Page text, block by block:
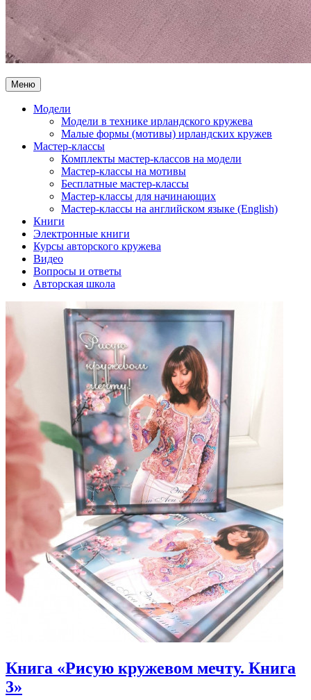
Меню
Модели
Модели в технике ирландского кружева
Малые формы (мотивы) ирландских кружев
Мастер-классы
Комплекты мастер-классов на модели
Мастер-классы на мотивы
Бесплатные мастер-классы
Мастер-классы для начинающих
Мастер-классы на английском языке (English)
Книги
Электронные книги
Курсы авторского кружева
Видео
Вопросы и ответы
Авторская школа
Книга «Рисую кружевом мечту. Книга
3»